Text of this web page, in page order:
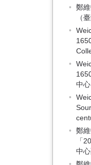
鄭
（
中
鄭
「
中